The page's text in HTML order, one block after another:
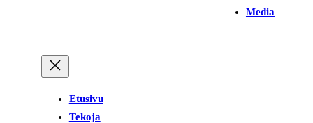
Media
Etusivu
Tekoja